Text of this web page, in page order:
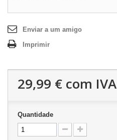
Enviar a um amigo
Imprimir
29,99 € com IVA
Quantidade